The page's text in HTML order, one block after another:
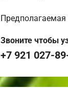
Предполагаемая
Звоните чтобы
+7 921 027-